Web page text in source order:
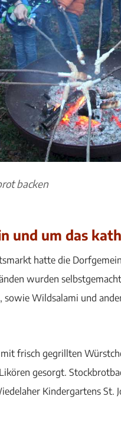
backen
und um das
hatte die
wurden
sowie Wildsalami und
frisch gegrillten
gesorgt.
Kindergartens